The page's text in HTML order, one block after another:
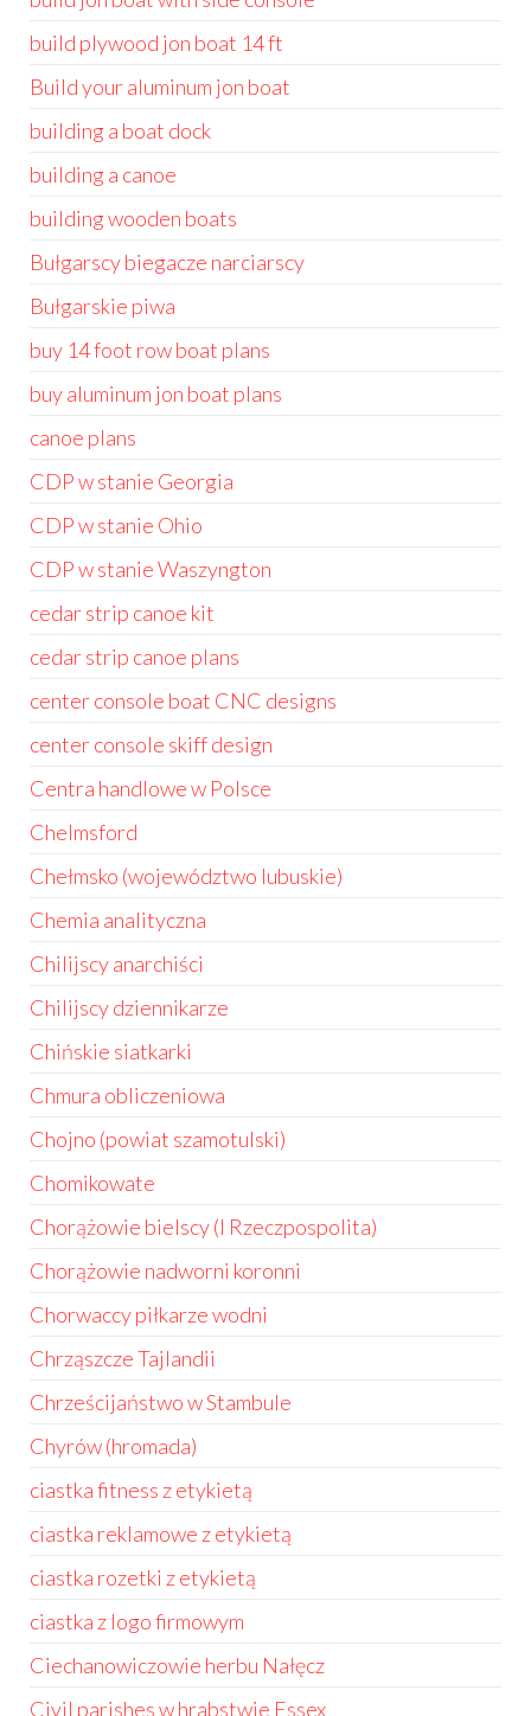
build plywood jon boat 14 ft
Build your aluminum jon boat
building a boat dock
building a canoe
building wooden boats
Bułgarscy biegacze narciarscy
Bułgarskie piwa
buy 14 foot row boat plans
buy aluminum jon boat plans
canoe plans
CDP w stanie Georgia
CDP w stanie Ohio
CDP w stanie Waszyngton
cedar strip canoe kit
cedar strip canoe plans
center console boat CNC designs
center console skiff design
Centra handlowe w Polsce
Chelmsford
Chełmsko (województwo lubuskie)
Chemia analityczna
Chilijscy anarchiści
Chilijscy dziennikarze
Chińskie siatkarki
Chmura obliczeniowa
Chojno (powiat szamotulski)
Chomikowate
Chorążowie bielscy (I Rzeczpospolita)
Chorążowie nadworni koronni
Chorwaccy piłkarze wodni
Chrząszcze Tajlandii
Chrześcijaństwo w Stambule
Chyrów (hromada)
ciastka fitness z etykietą
ciastka reklamowe z etykietą
ciastka rozetki z etykietą
ciastka z logo firmowym
Ciechanowiczowie herbu Nałęcz
Civil parishes w hrabstwie Essex